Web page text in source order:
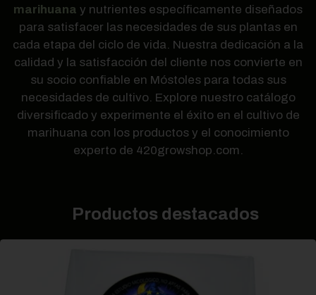
marihuana y nutrientes específicamente diseñados
para satisfacer las necesidades de sus plantas en
cada etapa del ciclo de vida. Nuestra dedicación a la
calidad y la satisfacción del cliente nos convierte en
su socio confiable en Móstoles para todas sus
necesidades de cultivo. Explore nuestro catálogo
diversificado y experimente el éxito en el cultivo de
marihuana con los productos y el conocimiento
experto de 420growshop.com.
Productos destacados